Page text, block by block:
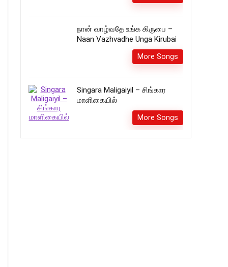
நான் வாழ்வதே உங்க கிருபை –
Naan Vazhvadhe Unga Kirubai
More Songs
Singara Maligaiyil – சிங்கார
மாளிகையில்
More Songs